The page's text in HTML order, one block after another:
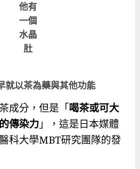
他有
一個
水晶
肚
就以茶為藥與其他功能
成分，但是「喝茶或可大
傳染力 」，這是日本媒體
科大學MBT研究團隊的發